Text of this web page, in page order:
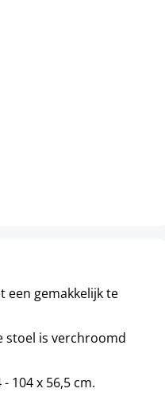
een gemakkelijk te
stoel is verchroomd
104 x 56,5 cm.